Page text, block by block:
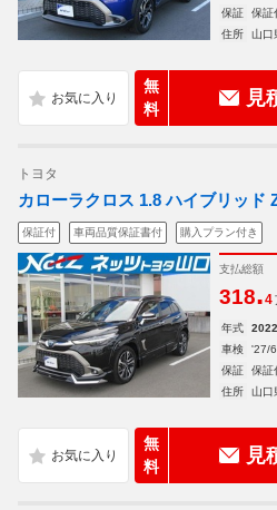
保証
保証
住所
山口
無
料
見
トヨタ
カローラクロス 1.8 ハイブリッド
保証付 車両品質保証書付 購入プラン付き
支払総額
318.4
年式
車検
'27/6
保証
保証
住所
山口
無
料
見